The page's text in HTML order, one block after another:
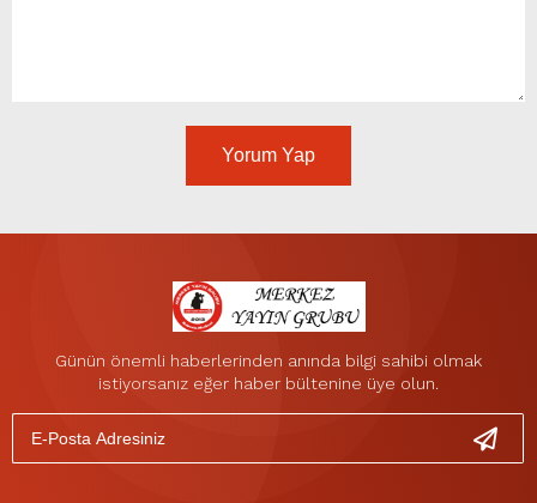
Yorum Yap
Günün önemli haberlerinden anında bilgi sahibi olmak
istiyorsanız eğer haber bültenine üye olun.